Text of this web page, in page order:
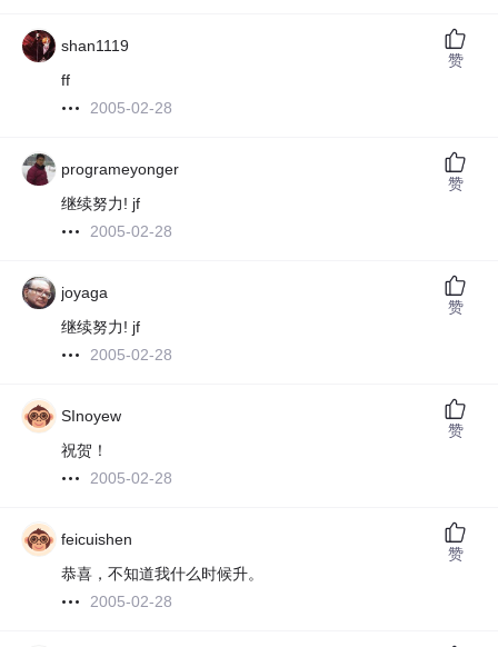
shan1119
ff
2005-02-28
赞
programeyonger
继续努力! jf
2005-02-28
赞
joyaga
继续努力! jf
2005-02-28
赞
SInoyew
祝贺！
2005-02-28
赞
feicuishen
恭喜，不知道我什么时候升。
2005-02-28
赞